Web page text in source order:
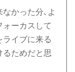
かった分､よ
ォーカスして
ライブに来る
ためだと思